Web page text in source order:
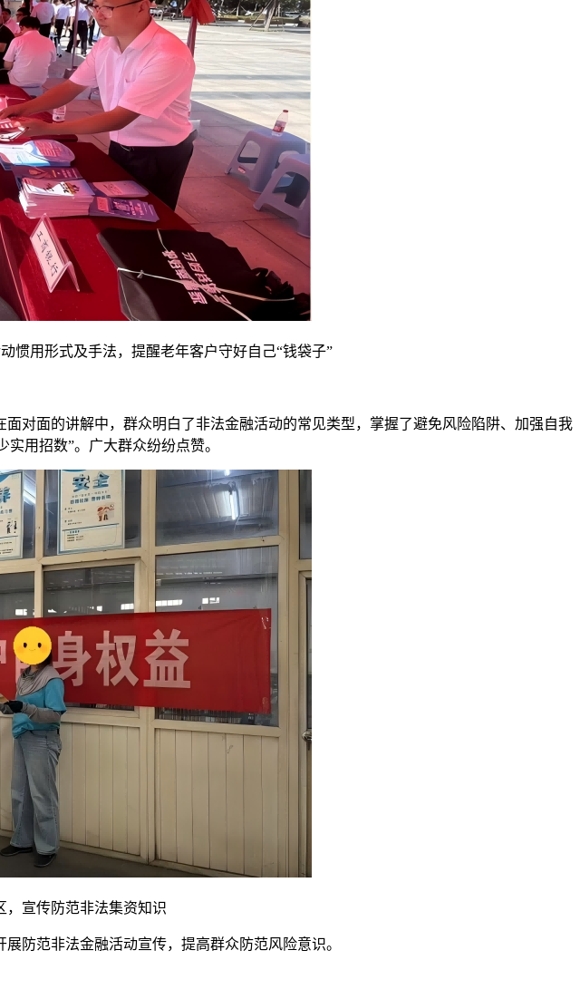
惯用形式及手法，提醒老年客户守好自己“钱袋子”
对面的讲解中，群众明白了非法金融活动的常见类型，掌握了避免风险陷阱、加强自我
用招数”。广大群众纷纷点赞。
，宣传防范非法集资知识
防范非法金融活动宣传， 提高群众防范风险意识。